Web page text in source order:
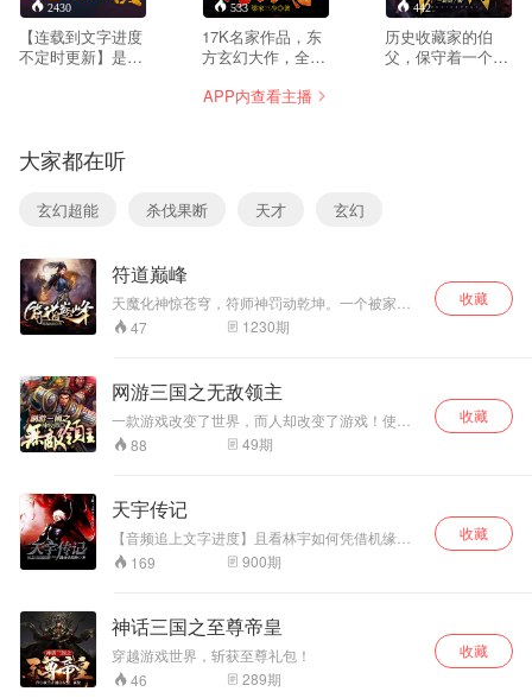
2430
【连载到文字进度
不定时更新】是丹
借着记忆中的炼丹
神术，修行神秘功
法九星霸体诀，拨
开重重迷雾，解开
地乾坤，脚踏日月
星辰，勾搭各色美
女，镇压恶鬼邪
神。 江湖传闻：龙
尘一到，地吼天
泣神哭。 作者：平
凡魔术师。播者：
舟扬。
533
17K名家作品，东
方玄幻大作，全网
视为垃圾的功法，
改变。 十倍修炼速
度，令古飞一再突
打破！ 奇迹……古
飞不相信奇迹，他
相信的只有血和
经没落，真正的武
道奥义已经失传的
腾龙大陆修炼界，
且看古飞如何以武
逆天，脚踏道术神
尊！
442
历史收藏家的伯
父，保守着一个古
是，在这个古老秘
密传承的过程中，
意外出现了。侄子
APP内查看主播
大家都在听
玄幻超能 杀伐果断 天才 玄幻
符道巅峰
天魔化神惊苍穹，符师神罚动乾坤。一个被家族
抛弃的少年，沦落于蛮荒之地。祸之致，福之
始，绝境少年，意外获得失传已久的符师圣典。
地，谁主沉浮！ 作者：暗夜冰雷；播者：摩崖
47 1230期
收藏
网游三国之无敌领主
一款游戏改变了世界，而人却改变了游戏！使得
游戏不仅仅是游戏！竟然演变成争霸天下之战！
有英雄无敌，有热血沸腾！有群雄争霸，有历史
有美人天下！
88 49期
收藏
天宇传记
【音频追上文字进度】且看林宇如何凭借机缘，
与各个位面的主角产生何种恩怨纠缠，并一步步
走向巅峰！【付费精品】
169 900期
收藏
神话三国之至尊帝皇
穿越游戏世界，斩获至尊礼包！
46
289期
收藏